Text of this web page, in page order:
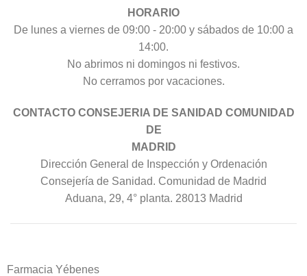
HORARIO
De lunes a viernes de 09:00 - 20:00 y sábados de 10:00 a
14:00.
No abrimos ni domingos ni festivos.
No cerramos por vacaciones.
CONTACTO CONSEJERIA DE SANIDAD COMUNIDAD
DE
MADRID
Dirección General de Inspección y Ordenación
Consejería de Sanidad. Comunidad de Madrid
Aduana, 29, 4° planta. 28013 Madrid
Farmacia Yébenes